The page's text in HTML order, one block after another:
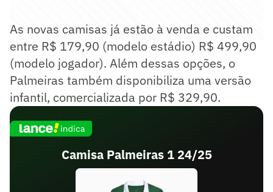
As novas camisas já estão à venda e custam
entre R$ 179,90 (modelo estádio) R$ 499,90
(modelo jogador). Além dessas opções, o
Palmeiras também disponibiliza uma versão
infantil, comercializada por R$ 329,90.
Camisa Palmeiras 1 24/25